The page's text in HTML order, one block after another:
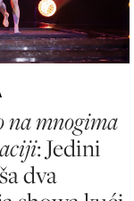
na mnogima
: Jedini
dva